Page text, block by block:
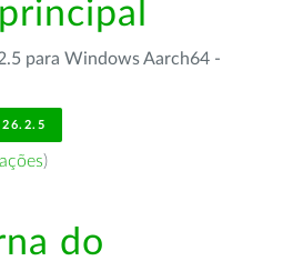
para Windows Aarch64 -
26.2.5
)
do